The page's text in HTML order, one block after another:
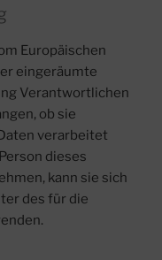
Europäischen
eingeräumte
Verantwortlichen
ob sie
verarbeitet
dieses
kann sie sich
des für die